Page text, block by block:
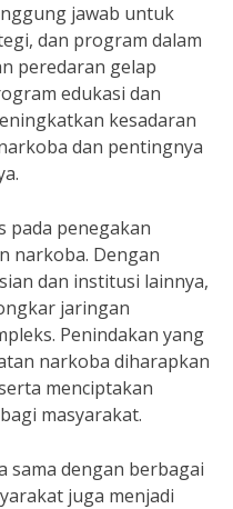
jawab untuk
dan program dalam
peredaran gelap
edukasi dan
kesadaran
dan pentingnya
pada penegakan
narkoba. Dengan
dan institusi lainnya,
jaringan
Penindakan yang
narkoba diharapkan
menciptakan
masyarakat.
sama dengan berbagai
juga menjadi